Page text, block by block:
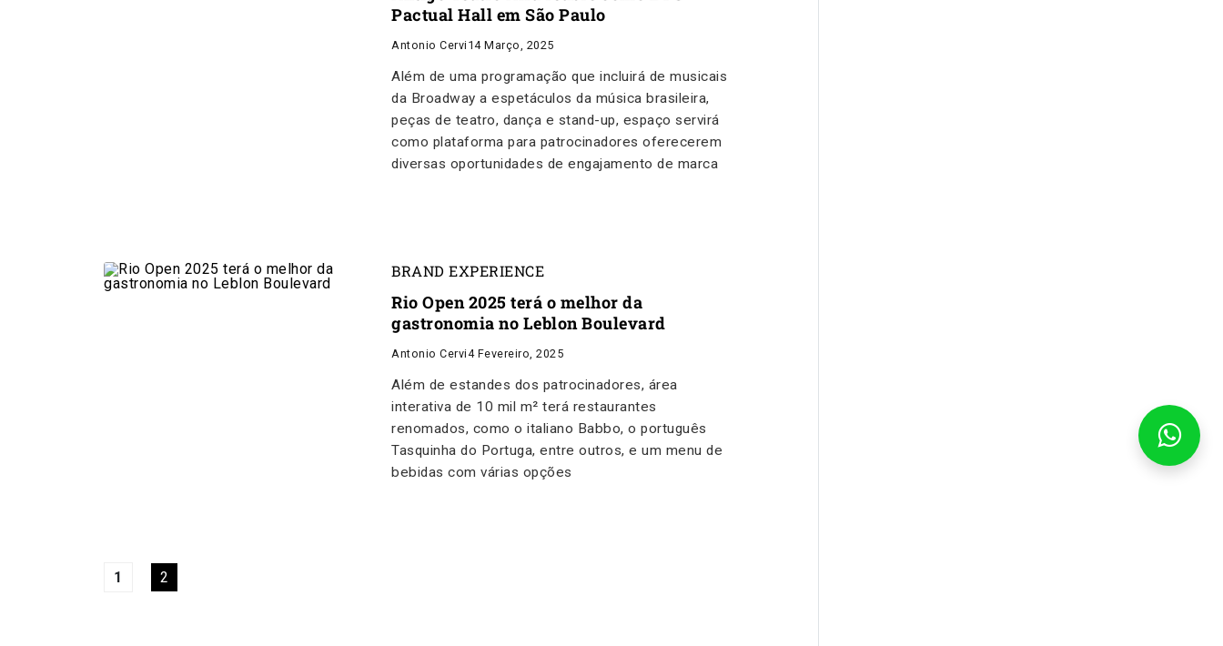
Pactual Hall em São Paulo
Antonio Cervi 14 Março, 2025
Além de uma programação que incluirá de musicais
da Broadway a espetáculos da música brasileira,
peças de teatro, dança e stand-up, espaço servirá
como plataforma para patrocinadores oferecerem
diversas oportunidades de engajamento de marca
BRAND EXPERIENCE
Rio Open 2025 terá o melhor da
gastronomia no Leblon Boulevard
Antonio Cervi4 Fevereiro, 2025
Além de estandes dos patrocinadores, área
interativa de 10 mil m² terá restaurantes
renomados, como o italiano Babbo, o português
Tasquinha do Portuga, entre outros, e um menu de
bebidas com várias opções
1 2